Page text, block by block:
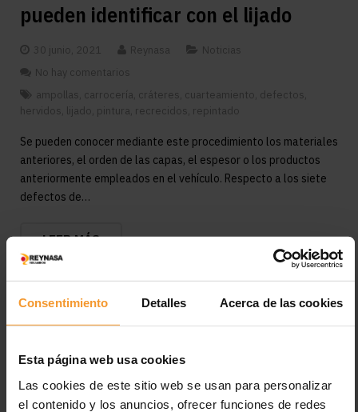
Consentimiento Detalles Acerca de las cookies
Esta página web usa cookies
Las cookies de este sitio web se usan para personalizar
el contenido y los anuncios, ofrecer funciones de redes
pueden identificar con el lijado
30 junio, 2021 Reynasa
Noticias
No hay comentarios
ampollas
carrocería cráteres cuarteamiento defectos
hervidos
lijado pintura recrecidos repintado
Se pueden conocer mediante este procedimiento los materiales
anteriores, el orden de las capas, el espesor o los productos
anteriormente empleados en el vehículo. Respecto a los siete
defectos de…
LEER MÁS